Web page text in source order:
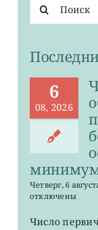
поиска:
6
08, 2026
Четверг, 6
отключены
Число